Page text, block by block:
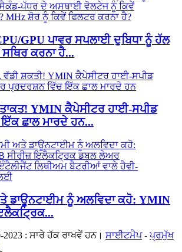
GPU ਪਾਵਰ ਸਪਲਾਈ ਦੁਬਿਧਾ ਨੂੰ ਹੱਲ
ਕਰਨਾ ਹੈ...
YMIN ਕੈਪੇਸੀਟਰ ਹਾਈ-ਸਪੀਡ
ਛਾਲ ਮਾਰਦੇ ਹਨ...
ਡਾਊਨਟਾਈਮ ਨੂੰ ਅਲਵਿਦਾ ਕਹੋ: YMIN
: ਸਾਰੇ ਹੱਕ ਰਾਖਵੇਂ ਹਨ। ਸਾਈਟਮੈਪ-ਪ੍ਰਮੁੱਖ